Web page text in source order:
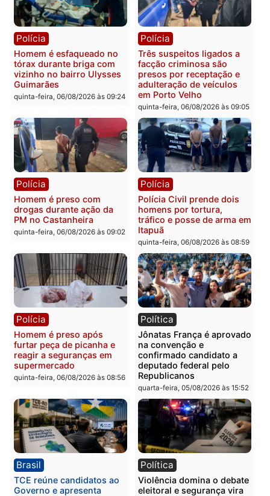
Polícia
Policiais militares
recuperam moto furtada e
prendem trio na zona
Leste
quinta-feira, 06/08/2026 às 09:28
Polícia
Jovem é encontrado
na Rua dos Cravos e
é investigado pela
em RO
quinta-feira, 06/08/2026 às
Polícia
Homem é esfaqueado no
tórax durante briga com
vizinho no bairro Ulysses
quinta-feira, 06/08/2026 às 09:24
Polícia
Três suspeitos ligados a
facção criminosa são
presos por receptação e
adulteração de veículos
em Porto Velho
quinta-feira, 06/08/2026 às
Polícia
Homem é preso com
PM no Castanheira
quinta-feira, 06/08/2026 às 09:02
Polícia
Polícia Civil prende dois
homens por tortura,
tráfico e posse de arma
Itapuã
quinta-feira, 06/08/2026 às